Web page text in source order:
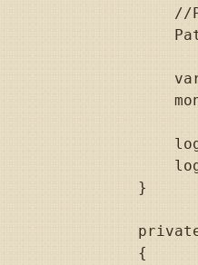
        }
        {